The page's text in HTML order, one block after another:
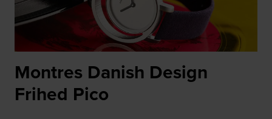
Montres Danish Design
Frihed Pico